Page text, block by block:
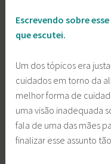
Escrevendo sobre
que escutei.
Um dos tópicos era
cuidados em torno da
melhor forma de
uma visão inadequada
fala de uma das mães
finalizar esse assunto